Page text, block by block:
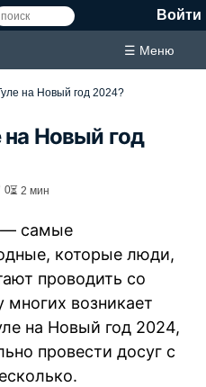
Войти
☰ Меню
на Новый год 2024?
на Новый год
0⏳ 2 мин
— самые
которые люди,
проводить со
возникает
на Новый год 2024,
провести досуг с